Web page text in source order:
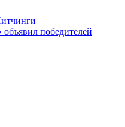
победителей